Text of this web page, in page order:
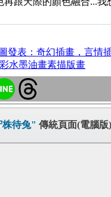
發表：奇幻插畫，言情
水墨油畫素描版畫
待兔" 傳統頁面(電腦版)